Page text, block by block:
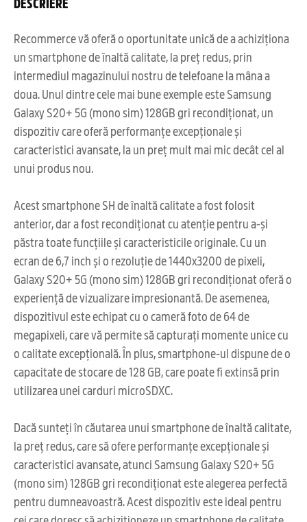
Recommerce vă oferă o oportunitate unică de a achiziționa
un smartphone de înaltă calitate, la preț redus, prin
intermediul magazinului nostru de telefoane la mâna a
doua. Unul dintre cele mai bune exemple este Samsung
Galaxy S20+ 5G (mono sim) 128GB gri recondiționat, un
dispozitiv care oferă performanțe excepționale și
caracteristici avansate, la un preț mult mai mic decât cel al
unui produs nou.
Acest smartphone SH de înaltă calitate a fost folosit
anterior, dar a fost recondiționat cu atenție pentru a-și
păstra toate funcțiile și caracteristicile originale. Cu un
ecran de 6,7 inch și o rezoluție de 1440x3200 de pixeli,
Galaxy S20+ 5G (mono sim) 128GB gri recondiționat oferă o
experiență de vizualizare impresionantă. De asemenea,
dispozitivul este echipat cu o cameră foto de 64 de
megapixeli, care vă permite să capturați momente unice cu
o calitate excepțională. În plus, smartphone-ul dispune de o
capacitate de stocare de 128 GB, care poate fi extinsă prin
utilizarea unei carduri microSDXC.
Dacă sunteți în căutarea unui smartphone de înaltă calitate,
la preț redus, care să ofere performanțe excepționale și
caracteristici avansate, atunci Samsung Galaxy S20+ 5G
(mono sim) 128GB gri recondiționat este alegerea perfectă
pentru dumneavoastră. Acest dispozitiv este ideal pentru